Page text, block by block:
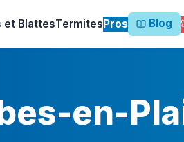
et BlattesTermitesPros Blog
en-